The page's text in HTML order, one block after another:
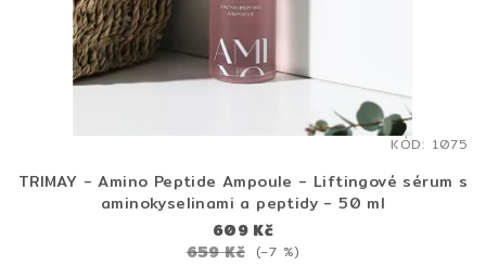
TRIMAY - Amino Peptide Ampoule - Liftingové sérum s
aminokyselinami a peptidy - 50 ml
609 Kč
659 Kč (–7 %)
KÓD: 1075